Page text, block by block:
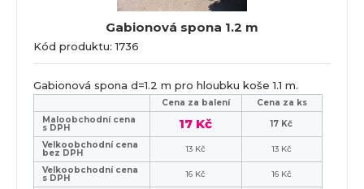
Gabionová spona 1.2 m
Kód produktu: 1736
Gabionová spona d=1.2 m pro hloubku koše 1.1 m.
Cena za balení
Cena za ks
Maloobchodní cena
s DPH 17 Kč
17 Kč
Velkoobchodní cena
bez DPH 13 Kč
13 Kč
Velkoobchodní cena
s DPH 16 Kč
16 Kč